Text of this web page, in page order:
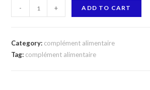
PROFERTIL
FEMALE
CAPSULES
quantity
- + ADD TO CART
Category: complément alimentaire
Tag: complément alimentaire